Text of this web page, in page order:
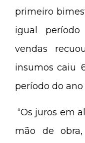
primeiro
igual
vendas
insumos caiu
período do
“Os juros em
mão de